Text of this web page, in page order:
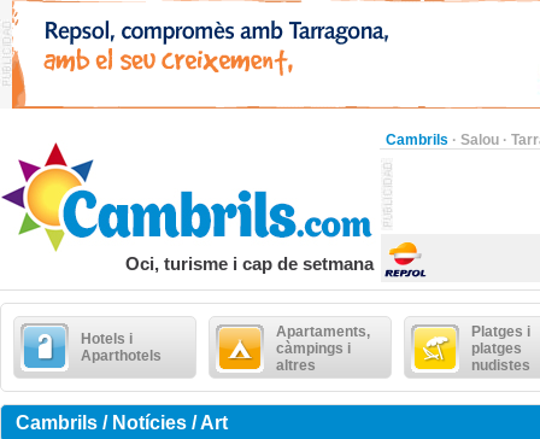
Cambrils · Salou ·
Oci, turisme i cap de setmana
Hotels i
Aparthotels
Apartaments,
càmpings i
altres
Platges i
platges
nudistes
Cambrils / Notícies / Art